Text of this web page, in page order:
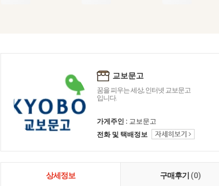
교보문고
꿈을 피우는 세상, 인터넷 교보문고
입니다.
가게주인 : 교보문고
전화 및 택배정보
상세정보 구매후기 (0)